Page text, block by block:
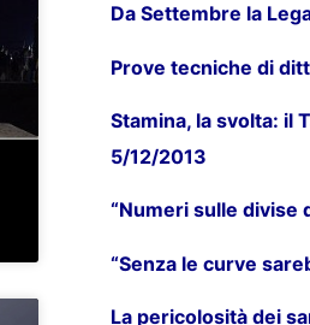
Da Settembre la
Prove tecniche di
Stamina, la svolta: il
5/12/2013
“Numeri sulle divise
“Senza le curve
La pericolosità dei